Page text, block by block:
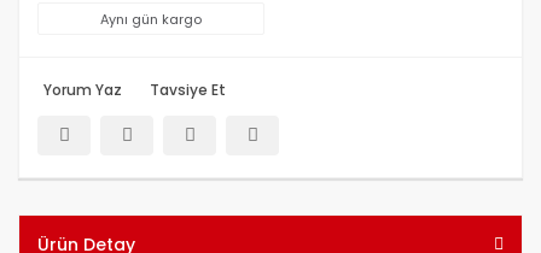
Aynı gün kargo
Yorum Yaz Tavsiye Et
Ürün Detay